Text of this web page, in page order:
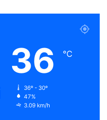
36 ℃
36º - 30º
47%
3.09 km/h